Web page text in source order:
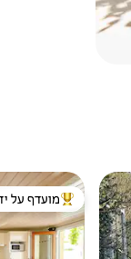
מוביל בקרב
מועדף על